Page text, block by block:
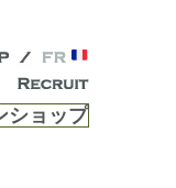
トー
し、未来の
ショップ